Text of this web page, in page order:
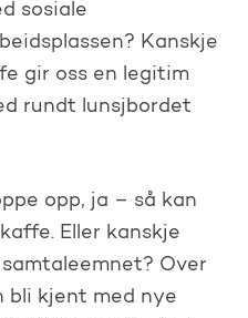
sosiale
Kanskje
gir oss en legitim
rundt lunsjbordet
opp, ja – så kan
Eller kanskje
Over
bli kjent med nye